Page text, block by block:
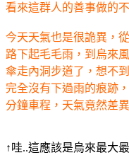
看來這群人的善事做的
今天天氣也是很詭異，
路下起毛毛雨，到烏來
傘走內洞步道了，想不
完全沒有下過雨的痕跡
分鐘車程，天氣竟然差異
↑哇..這應該是烏來最大